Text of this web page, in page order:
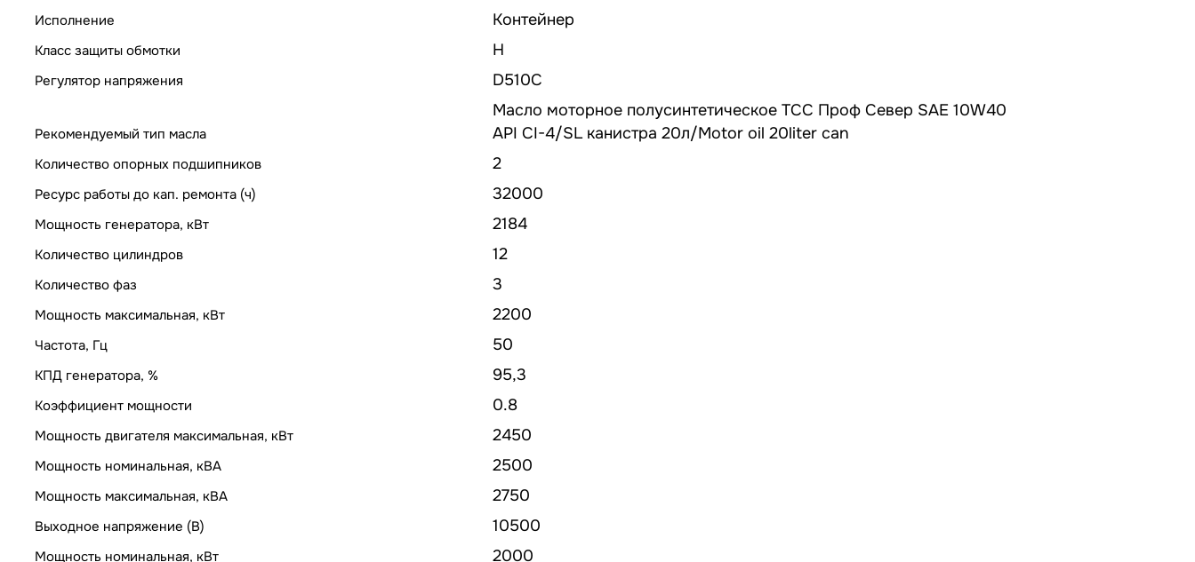
Исполнение Контейнер
Класс защиты обмотки H
Регулятор напряжения D510C
Рекомендуемый тип масла
Масло моторное полусинтетическое ТСС Проф Север SAE 10W40
API CI-4/SL канистра 20л/Motor oil 20liter can
Количество опорных подшипников 2
Ресурс работы до кап. ремонта (ч) 32000
Мощность генератора, кВт 2184
Количество цилиндров 12
Количество фаз 3
Мощность максимальная, кВт 2200
Частота, Гц 50
КПД генератора, % 95,3
Коэффициент мощности 0.8
Мощность двигателя максимальная, кВт 2450
Мощность номинальная, кВА 2500
Мощность максимальная, кВА 2750
Выходное напряжение (В) 10500
Мощность номинальная, кВт 2000